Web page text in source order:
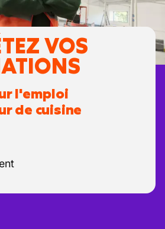
VOS
l'emploi
de cuisine